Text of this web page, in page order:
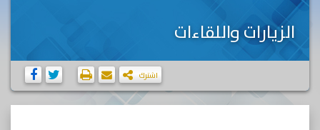
الزيارات واللقاءات
اشترك